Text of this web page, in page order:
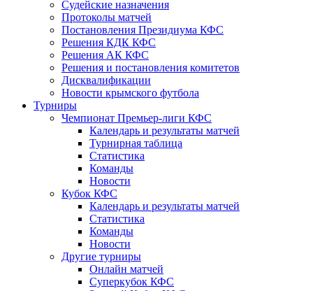
Судейские назначения
Протоколы матчей
Постановления Президиума КФС
Решения КДК КФС
Решения АК КФС
Решения и постановления комитетов
Дисквалификации
Новости крымского футбола
Турниры
Чемпионат Премьер-лиги КФС
Календарь и результаты матчей
Турнирная таблица
Статистика
Команды
Новости
Кубок КФС
Календарь и результаты матчей
Статистика
Команды
Новости
Другие турниры
Онлайн матчей
Суперкубок КФС